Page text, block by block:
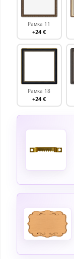
Рамка 11
+24 €
Рамка 18
+24 €